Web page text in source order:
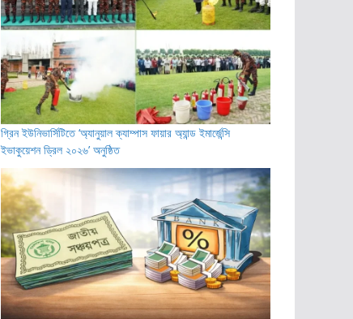
গ্রিন ইউনিভার্সিটিতে ‘অ্যানুয়াল ক্যাম্পাস ফায়ার অ্যান্ড ইমার্জেন্সি
ইভাকুয়েশন ড্রিল ২০২৬’ অনুষ্ঠিত